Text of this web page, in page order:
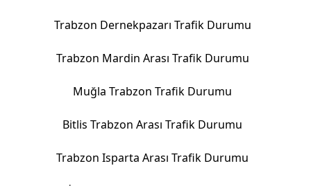
Trabzon Dernekpazarı Trafik Durumu
Trabzon Mardin Arası Trafik Durumu
Muğla Trabzon Trafik Durumu
Bitlis Trabzon Arası Trafik Durumu
Trabzon Isparta Arası Trafik Durumu